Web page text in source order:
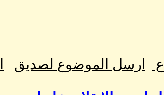
ارسل الموضوع لصديق